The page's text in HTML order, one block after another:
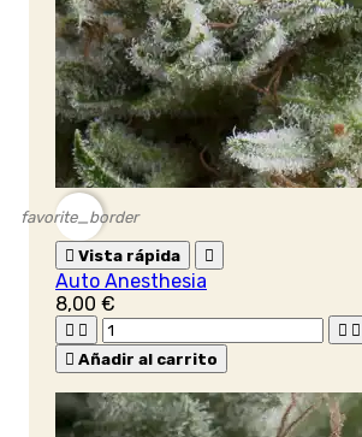
favorite_border
 Vista rápida 
Auto Anesthesia
8,00 €
   
 Añadir al carrito